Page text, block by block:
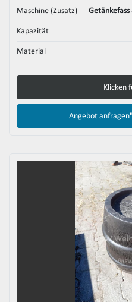
Maschine (Zusatz)
Kapazität
Material
Klicken
Angebot